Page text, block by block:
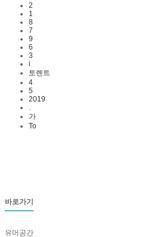
2
1
8
7
9
6
3
i
토렌트
4
5
2019
.
가
To
바로가기
유머공간